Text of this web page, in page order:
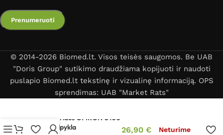
© 2014-2026 Biomed.lt. Visos teisės saugomos. Be UAB
"Doris Group" sutikimo draudžiama kopijuoti ir naudoti
puslapio Biomed.lt tekstinę ir vizualinę informaciją. OPS
sprendimas: UAB "Market Rats"
Inhaliatoriaus OMRON U100
vaistų talpykla
26,90 € Neturime